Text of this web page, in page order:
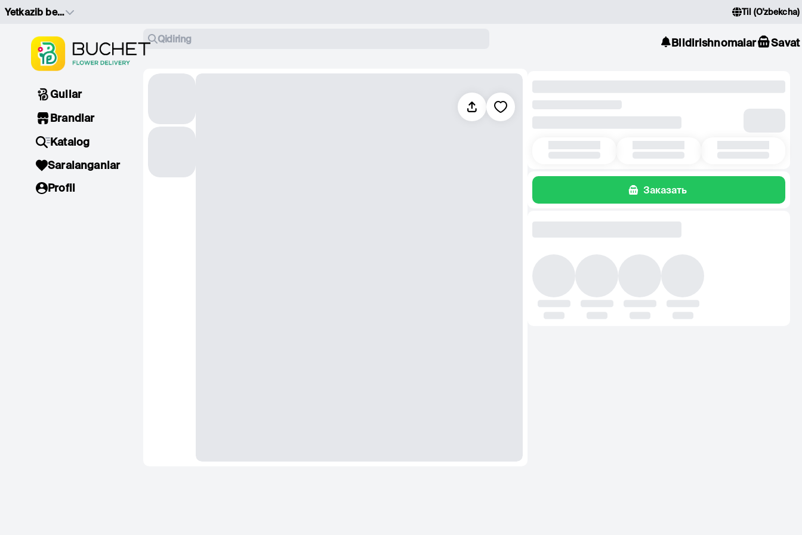
Yetkazib berish manzilini tanlang Til (O'zbekcha)
Qidiring Bildirishnomalar Savat
Gullar
Brandlar
Katalog
Saralanganlar
Profil
Заказать